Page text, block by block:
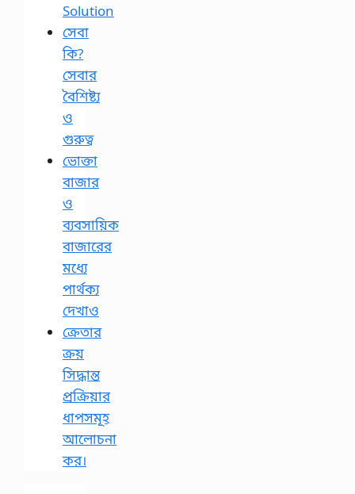
Solution
সেবা
কি?
সেবার
বৈশিষ্ট্য
ও
গুরুত্ব
ভোক্তা
বাজার
ও
ব্যবসায়িক
বাজারের
মধ্যে
পার্থক্য
দেখাও
ক্রেতার
ক্রয়
সিদ্ধান্ত
প্রক্রিয়ার
ধাপসমূহ
আলোচনা
কর।